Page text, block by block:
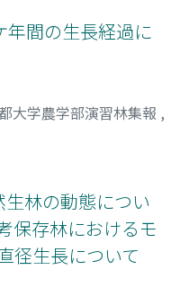
年間の生長経過に
大学農学部演習林集報 ,
林の動態につい
保存林におけるモ
径生長について